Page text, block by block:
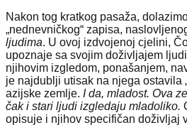
Nakon tog kratkog pasaža,
„nednevničkog“ zapisa,
ljudima. U ovoj izdvojenoj cjelini,
upoznaje sa svojim doživljajem
njihovim izgledom, ponašanjem,
je najdublji utisak na njega ostavila
azijske zemlje. I da, mladost. Ova
čak i stari ljudi izgledaju mladoliko.
opisuje i njihov specifičan doživljaj